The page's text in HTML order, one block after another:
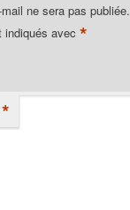
ne sera pas publiée.
indiqués avec*
*